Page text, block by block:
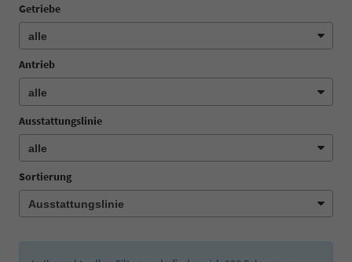
Getriebe
Antrieb
Ausstattungslinie
Sortierung